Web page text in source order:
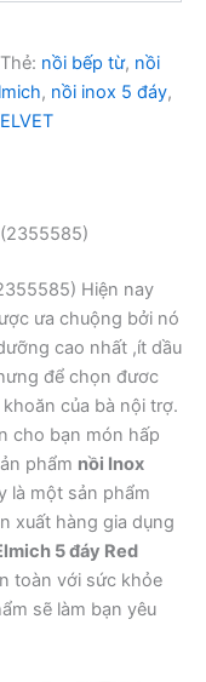
Thẻ: nồi bếp từ, nồi
, nồi inox 5 đáy,
Hiện nay
ưa chuộng bởi nó
cao nhất ,ít dầu
để chọn đươc
của bà nội trợ.
cho bạn món hấp
phẩm nồi Inox
là một sản phẩm
xuất hàng gia dụng
5 đáy Red
toàn với sức khỏe
sẽ làm bạn yêu